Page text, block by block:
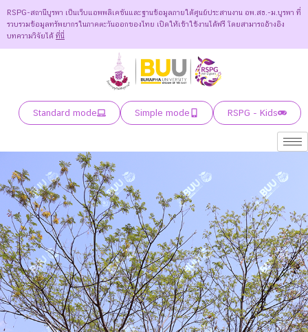
RSPG-สถานีบูรพา เป็นเว็บแอพพลิเคชันและฐานข้อมูลภายใต้ศูนย์ประสานงาน อพ.สธ.-ม.บูรพา ที่
รวบรวมข้อมูลทรัพยากรในภาคตะวันออกของไทย เปิดให้เข้าใช้งานได้ฟรี โดยสามารถอ้างอิง
บทความวิจัยได้ ที่นี่
Standard mode Simple mode RSPG - Kids